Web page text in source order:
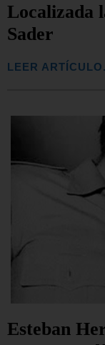
Localizada
Sader
LEER
Esteban